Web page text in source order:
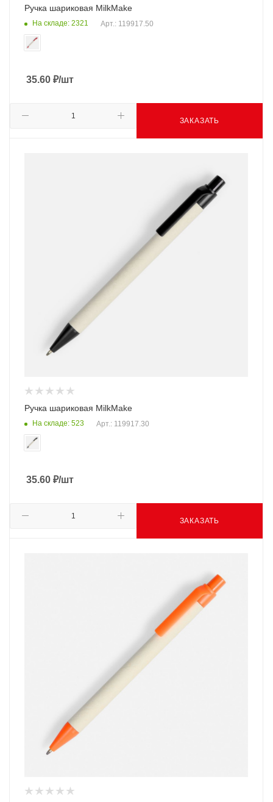
Ручка шариковая MilkMake
На складе: 2321 Арт.: 119917.50
35.60 ₽/шт
ЗАКАЗАТЬ
Ручка шариковая MilkMake
На складе: 523 Арт.: 119917.30
35.60 ₽/шт
ЗАКАЗАТЬ